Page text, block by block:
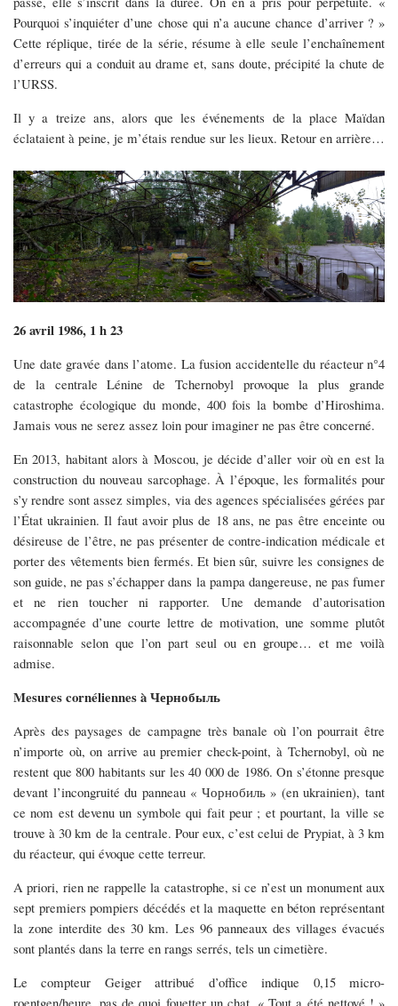
Pourquoi s’inquiéter d’une chose qui n’a aucune chance d’arriver ? »
Cette réplique, tirée de la série, résume à elle seule l’enchaînement
d’erreurs qui a conduit au drame et, sans doute, précipité la chute de
l’URSS.
Il y a treize ans, alors que les événements de la place Maïdan
éclataient à peine, je m’étais rendue sur les lieux. Retour en arrière…
26 avril 1986, 1 h 23
Une date gravée dans l’atome. La fusion accidentelle du réacteur n°4
de la centrale Lénine de Tchernobyl provoque la plus grande
catastrophe écologique du monde, 400 fois la bombe d’Hiroshima.
Jamais vous ne serez assez loin pour imaginer ne pas être concerné.
En 2013, habitant alors à Moscou, je décide d’aller voir où en est la
construction du nouveau sarcophage. À l’époque, les formalités pour
s’y rendre sont assez simples, via des agences spécialisées gérées par
l’État ukrainien. Il faut avoir plus de 18 ans, ne pas être enceinte ou
désireuse de l’être, ne pas présenter de contre-indication médicale et
porter des vêtements bien fermés. Et bien sûr, suivre les consignes de
son guide, ne pas s’échapper dans la pampa dangereuse, ne pas fumer
et ne rien toucher ni rapporter. Une demande d’autorisation
accompagnée d’une courte lettre de motivation, une somme plutôt
raisonnable selon que l’on part seul ou en groupe… et me voilà
admise.
Mesures cornéliennes à Чернобыль
Après des paysages de campagne très banale où l’on pourrait être
n’importe où, on arrive au premier check-point, à Tchernobyl, où ne
restent que 800 habitants sur les 40 000 de 1986. On s’étonne presque
devant l’incongruité du panneau « Чорнобиль » (en ukrainien), tant
ce nom est devenu un symbole qui fait peur ; et pourtant, la ville se
trouve à 30 km de la centrale. Pour eux, c’est celui de Prypiat, à 3 km
du réacteur, qui évoque cette terreur.
A priori, rien ne rappelle la catastrophe, si ce n’est un monument aux
sept premiers pompiers décédés et la maquette en béton représentant
la zone interdite des 30 km. Les 96 panneaux des villages évacués
sont plantés dans la terre en rangs serrés, tels un cimetière.
Le compteur Geiger attribué d’office indique 0,15 micro-